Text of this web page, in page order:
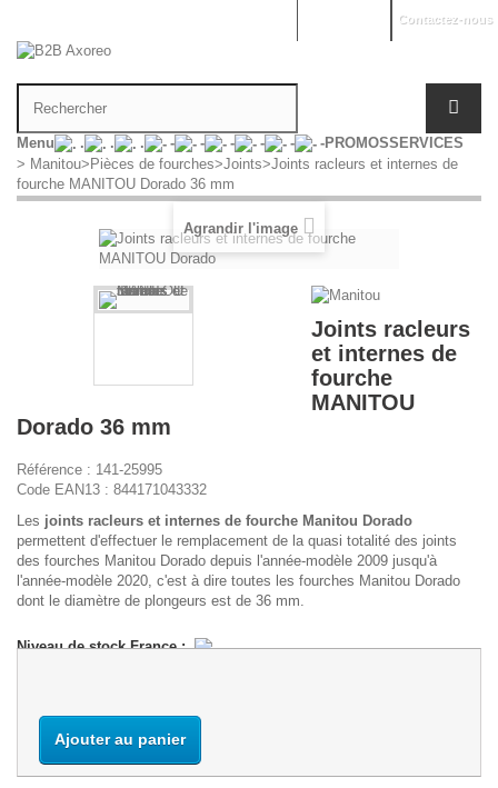
Contactez-nous
Menu . . . - - - - - -PROMOSSERVICES
> Manitou>Pièces de fourches>Joints>Joints racleurs et internes de
fourche MANITOU Dorado 36 mm
Agrandir l'image
Joints racleurs
et internes de
fourche
MANITOU
Dorado 36 mm
Référence : 141-25995
Code EAN13 : 844171043332
Les joints racleurs et internes de fourche Manitou Dorado
permettent d'effectuer le remplacement de la quasi totalité des joints
des fourches Manitou Dorado depuis l'année-modèle 2009 jusqu'à
l'année-modèle 2020, c'est à dire toutes les fourches Manitou Dorado
dont le diamètre de plongeurs est de 36 mm.
Niveau de stock France :
Ajouter au panier